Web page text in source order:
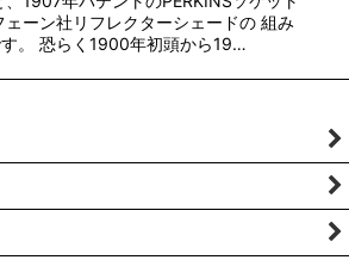
ェーン社リフレクターシェードの 組み
。 恐らく1900年初頭から19…